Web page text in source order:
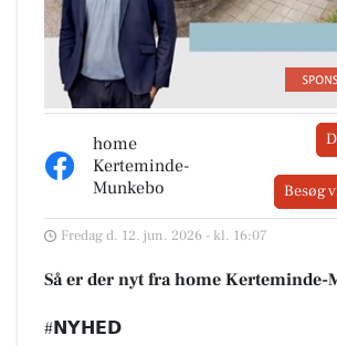
home
Kerteminde-
Munkebo
Besøg
Fredag d. 12. jun. 2026 - kl. 16:07
Så er der nyt fra home Kerteminde-
#𝗡𝗬𝗛𝗘𝗗